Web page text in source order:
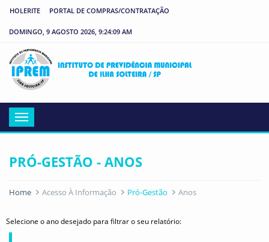
HOLERITE PORTAL DE COMPRAS/CONTRATAÇÃO
DOMINGO, 9 AGOSTO 2026, 9:24:09 AM
Menu
PRÓ-GESTÃO - ANOS
Home Acesso À Informação Pró-Gestão Anos
Selecione o ano desejado para filtrar o seu relatório: